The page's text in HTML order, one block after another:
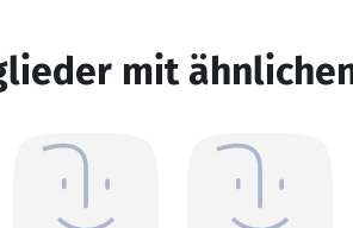
mit